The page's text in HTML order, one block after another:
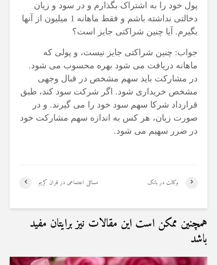
پول خود را به اشتراک بگذارم و در سود و زیان
دخالتی نداشته باشم و فقط ماهانه 1 میلیون از آنها
بگیرم. آیا چنین شراکتی جایز است؟
جواب: چنین شراکتی جایز نیست، و پولی که
ماهانه دریافت می شود بهره محسوب می شود.
در مشارکت باید سهم مشخص در قبال وجهی
مشخص خریداری شود. اگر شرکت سود کند، طبق
قرارداد شرکا سهم سود خود را می گیرند. و در
صورت زیان، هر کس به اندازه سهم مشارکت خود
در ضرر سهیم می شود.
مسائلی اجتماعی در قران کریم وکالت در بانک
همچنین ممکن است این مقالات نیز برایتان مفید
باشد
27 نمایش ها
شوهرم به سراغ زن دیگری
رفته، اما مرا طلاق
نمی‌دهد. چه باید کرد؟
19 جولای 2026
21 نمایش ها
آیا اگر مسلمانی فردی
غیرمسلمان را بکشد، حکم
قصاص درباره او اجرا
می‌شود؟
19 جولای 2026
36 نمایش ها
آیا سوراخ
23 نمایش ها
منظور از
ساختن یا
15 نمایش ها